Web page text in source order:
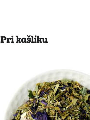
Pri kašlíku